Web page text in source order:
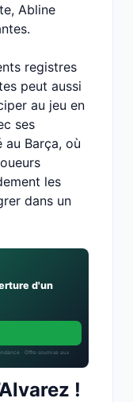
Abline
registres
peut aussi
au jeu en
ses
Barça, où
les
dans un
d'un
· Offre soumise aux
!